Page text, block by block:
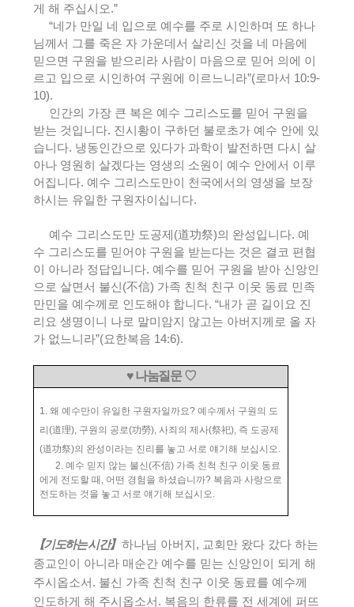
게 해 주십시오.”
“네가 만일 네 입으로 예수를 주로 시인하며 또 하나
님께서 그를 죽은 자 가운데서 살리신 것을 네 마음에
믿으면 구원을 받으리라 사람이 마음으로 믿어 의에 이
르고 입으로 시인하여 구원에 이르느니라”(로마서 10:9-
10).
인간의 가장 큰 복은 예수 그리스도를 믿어 구원을
받는 것입니다. 진시황이 구하던 불로초가 예수 안에 있
습니다. 냉동인간으로 있다가 과학이 발전하면 다시 살
아나 영원히 살겠다는 영생의 소원이 예수 안에서 이루
어집니다. 예수 그리스도만이 천국에서의 영생을 보장
하시는 유일한 구원자이십니다.
예수 그리스도만 도공제(道功祭)의 완성입니다. 예
수 그리스도를 믿어야 구원을 받는다는 것은 결코 편협
이 아니라 정답입니다. 예수를 믿어 구원을 받아 신앙인
으로 살면서 불신(不信) 가족 친척 친구 이웃 동료 민족
만민을 예수께로 인도해야 합니다. “내가 곧 길이요 진
리요 생명이니 나로 말미암지 않고는 아버지께로 올 자
가 없느니라”(요한복음 14:6).
♥ 나눔질문♡
1. 왜 예수만이 유일한 구원자일까요? 예수께서 구원의 도
리 (道理), 구원의 공로(功勞), 사죄의 제사(祭祀), 즉 도공제
(道功祭)의 완성이라는 진리를 놓고 서로 얘기해 보십시오.
2. 예수 믿지 않는 불신(不信) 가족 친척 친구 이웃 동료
에게 전도할 때 , 어떤 경험을 하셨습니까? 복음과 사랑으로
전도하는 것을 놓고 서로 얘기해 보십시오.
【기도하는 시간】 하나님 아버지, 교회만 왔다 갔다 하는
종교인이 아니라 매순간 예수를 믿는 신앙인이 되게 해
주시옵소서. 불신 가족 친척 친구 이웃 동료를 예수께
인도하게 해 주시옵소서. 복음의 한류를 전 세계에 퍼뜨